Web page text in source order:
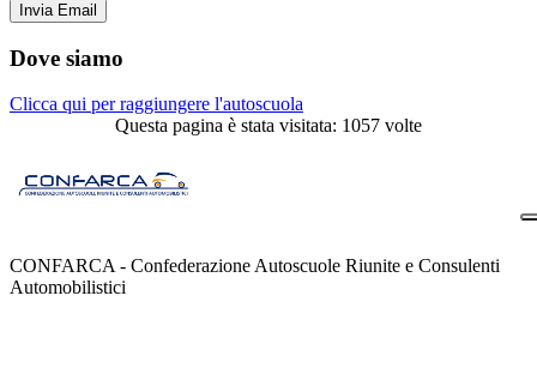
Dove siamo
Clicca qui per raggiungere l'autoscuola
Questa pagina è stata visitata: 1057 volte
CONFARCA - Confederazione Autoscuole Riunite e Consulenti
Automobilistici